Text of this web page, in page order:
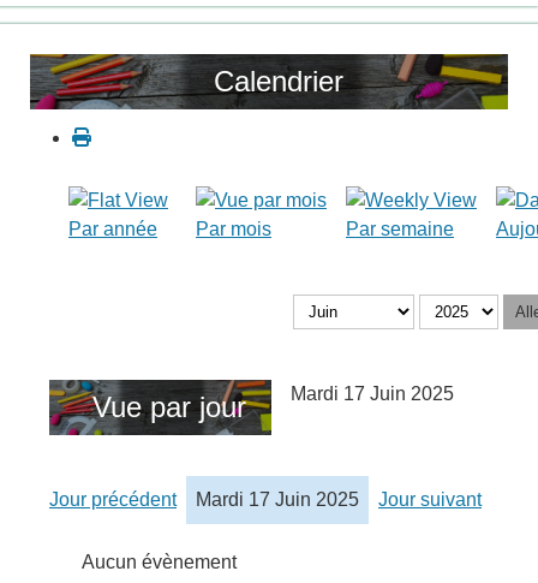
Calendrier
Par année Par mois Par semaine
Vue par jour Mardi 17 Juin 2025
Jour précédent Mardi 17 Juin 2025 Jour suivant
Aucun évènement